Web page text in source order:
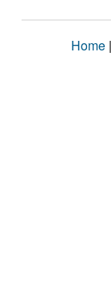
Home |